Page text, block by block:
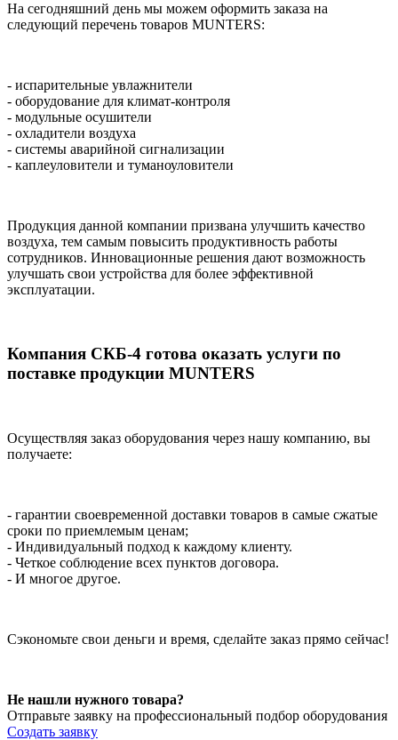
На сегодняшний день мы можем оформить заказа на
следующий перечень товаров MUNTERS:
- испарительные увлажнители
- оборудование для климат-контроля
- модульные осушители
- охладители воздуха
- системы аварийной сигнализации
- каплеуловители и туманоуловители
Продукция данной компании призвана улучшить качество
воздуха, тем самым повысить продуктивность работы
сотрудников. Инновационные решения дают возможность
улучшать свои устройства для более эффективной
эксплуатации.
Компания СКБ-4 готова оказать услуги по
поставке продукции MUNTERS
Осуществляя заказ оборудования через нашу компанию, вы
получаете:
- гарантии своевременной доставки товаров в самые сжатые
сроки по приемлемым ценам;
- Индивидуальный подход к каждому клиенту.
- Четкое соблюдение всех пунктов договора.
- И многое другое.
Сэкономьте свои деньги и время, сделайте заказ прямо сейчас!
Не нашли нужного товара?
Отправьте заявку на профессиональный подбор оборудования
Создать заявку